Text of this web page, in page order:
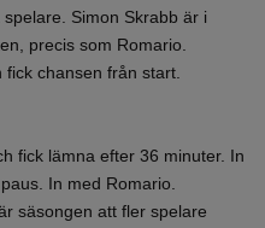
Simon Skrabb är i
precis som Romario.
chansen från start.
fick lämna efter 36 minuter. In
In med Romario.
säsongen att fler spelare